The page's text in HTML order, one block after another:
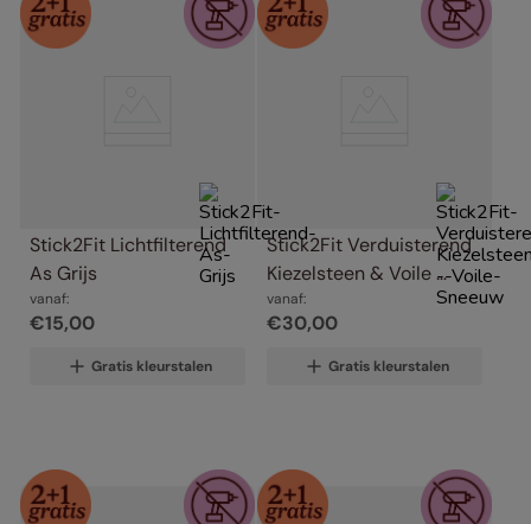
Stick2Fit Lichtfilterend
As Grijs
vanaf:
€15,00
Gratis kleurstalen
Stick2Fit Verduisterend
Kiezelsteen & Voile
Sneeuw
vanaf:
€30,00
Gratis kleurstalen